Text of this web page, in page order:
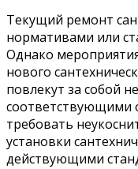
Текущий ремонт
нормативами или
Однако
нового
повлекут за собой
соответствующими
требовать
установки
действующими